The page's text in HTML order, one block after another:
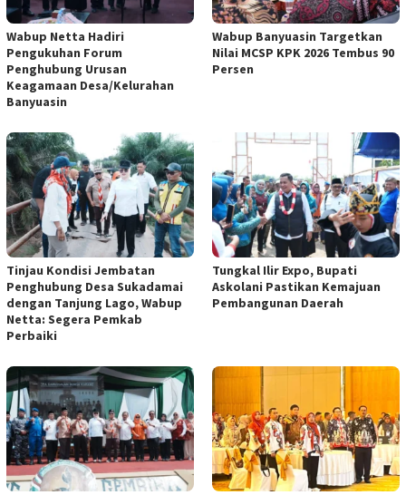
Wabup Netta Hadiri
Pengukuhan Forum
Penghubung Urusan
Keagamaan Desa/Kelurahan
Banyuasin
Wabup Banyuasin Targetkan
Nilai MCSP KPK 2026 Tembus 90
Persen
Tinjau Kondisi Jembatan
Penghubung Desa Sukadamai
dengan Tanjung Lago, Wabup
Netta: Segera Pemkab
Perbaiki
Tungkal Ilir Expo, Bupati
Askolani Pastikan Kemajuan
Pembangunan Daerah